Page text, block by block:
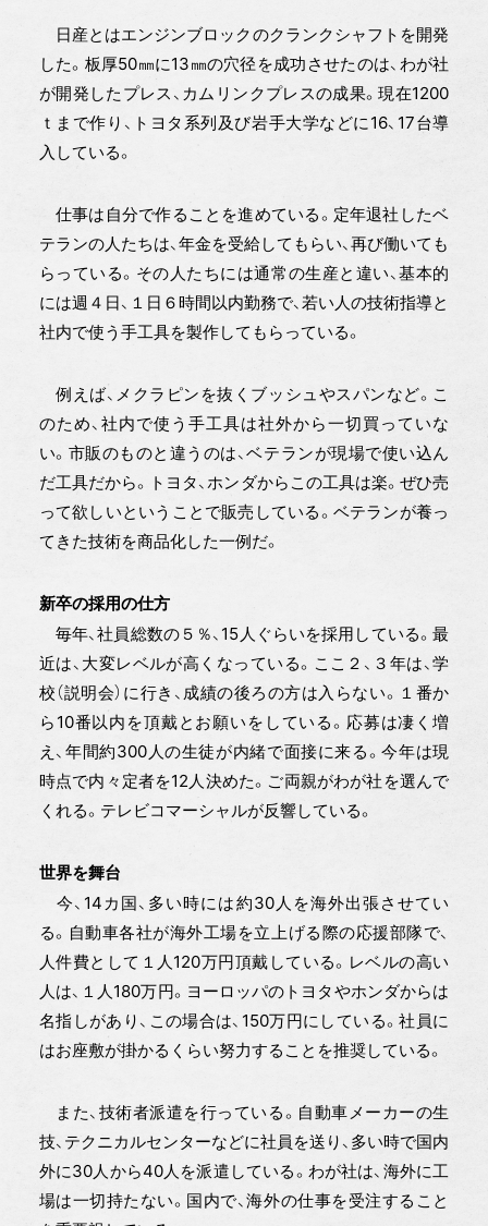
日産とはエンジンブロックのクランクシャフトを開発
した。板厚50㎜に13㎜の穴径を成功させたのは、わが社
が開発したプレス、カムリンクプレスの成果。現在1200
ｔまで作り、トヨタ系列及び岩手大学などに16、17台導
入している。
仕事は自分で作ることを進めている。定年退社したベ
テランの人たちは、年金を受給してもらい、再び働いても
らっている。その人たちには通常の生産と違い、基本的
には週４日、１日６時間以内勤務で、若い人の技術指導と
社内で使う手工具を製作してもらっている。
例えば、メクラピンを抜くブッシュやスパンなど。こ
のため、社内で使う手工具は社外から一切買っていな
い。市販のものと違うのは、ベテランが現場で使い込ん
だ工具だから。トヨタ、ホンダからこの工具は楽。ぜひ売
って欲しいということで販売している。ベテランが養っ
てきた技術を商品化した一例だ。
新卒の採用の仕方
毎年、社員総数の５％、15人ぐらいを採用している。最
近は、大変レベルが高くなっている。ここ２、３年は、学
校（説明会）に行き、成績の後ろの方は入らない。１番か
ら10番以内を頂戴とお願いをしている。応募は凄く増
え、年間約300人の生徒が内緒で面接に来る。今年は現
時点で内々定者を12人決めた。ご両親がわが社を選んで
くれる。テレビコマーシャルが反響している。
世界を舞台
今、14カ国、多い時には約30人を海外出張させてい
る。自動車各社が海外工場を立上げる際の応援部隊で、
人件費として１人120万円頂戴している。レベルの高い
人は、１人180万円。ヨーロッパのトヨタやホンダからは
名指しがあり、この場合は、150万円にしている。社員に
はお座敷が掛かるくらい努力することを推奨している。
また、技術者派遣を行っている。自動車メーカーの生
技、テクニカルセンターなどに社員を送り、多い時で国内
外に30人から40人を派遣している。わが社は、海外に工
場は一切持たない。国内で、海外の仕事を受注すること